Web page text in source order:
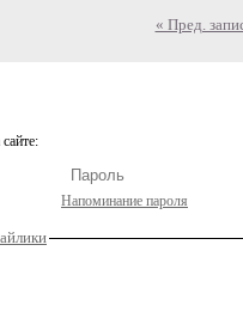
« Пред.
Напоминание пароля